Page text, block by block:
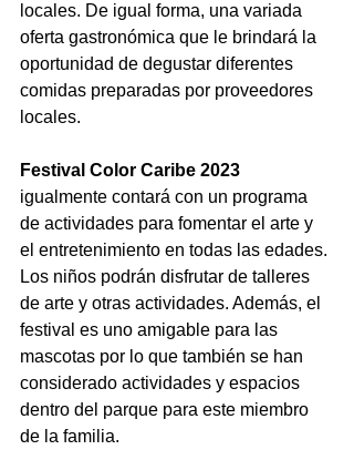
locales. De igual forma, una variada
oferta gastronómica que le brindará la
oportunidad de degustar diferentes
comidas preparadas por proveedores
locales.
Festival Color Caribe 2023
igualmente contará con un programa
de actividades para fomentar el arte y
el entretenimiento en todas las edades.
Los niños podrán disfrutar de talleres
de arte y otras actividades. Además, el
festival es uno amigable para las
mascotas por lo que también se han
considerado actividades y espacios
dentro del parque para este miembro
de la familia.